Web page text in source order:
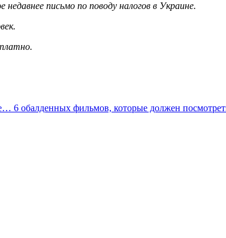
письмо по поводу налогов в Украине.
6 обалденных фильмов, которые должен